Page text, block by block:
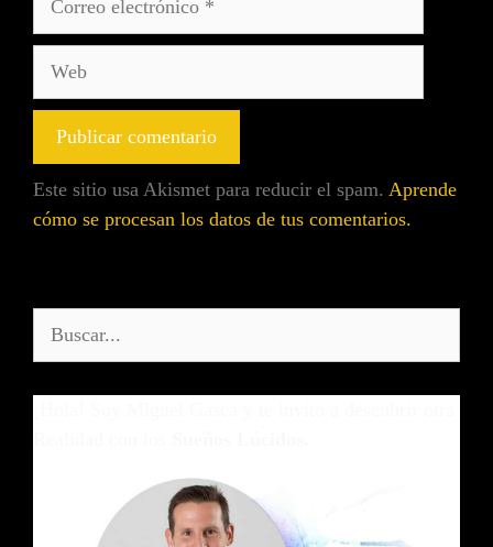
Este sitio usa Akismet para reducir el spam. Aprende
cómo se procesan los datos de tus comentarios.